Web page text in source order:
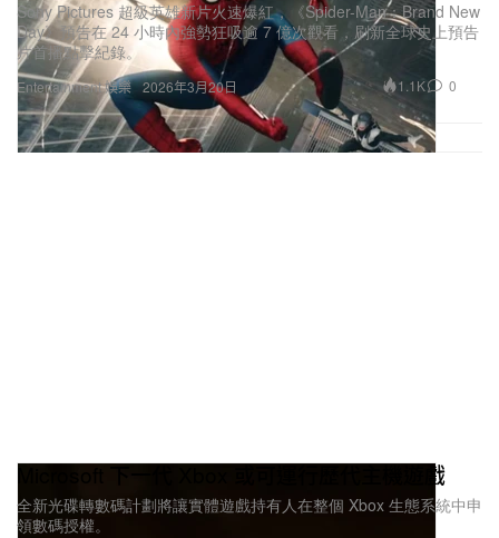
Entertainment 娛樂
Sony Pictures 超級英雄新片火速爆紅，《Spider-Man：Brand New
Day》預告在 24 小時內強勢狂吸逾 7 億次觀看，刷新全球史上預告
片首播點擊紀錄。
2026年3月20日 1.1K 0
Microsoft 下一代 Xbox 或可運行歷代主機遊戲
全新光碟轉數碼計劃將讓實體遊戲持有人在整個 Xbox 生態系統中申
領數碼授權。